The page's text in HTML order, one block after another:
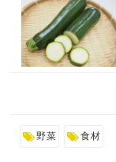
野菜 食材